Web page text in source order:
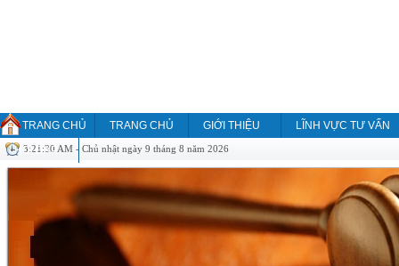
TRANG CHỦ TRANG CHỦ GIỚI THIỆU
LĨNH VỰC TƯ VẤN
HỎI ĐÁP
3:21:30 AM - Chủ nhật ngày 9 tháng 8 năm 2026